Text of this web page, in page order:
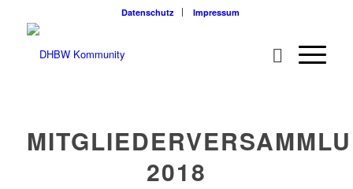
Datenschutz Impressum
2018